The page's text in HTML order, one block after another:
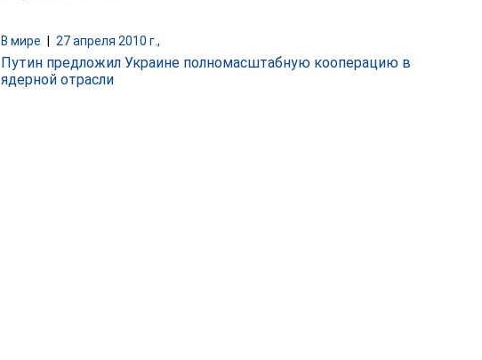
В мире 27 апреля 2010 г.,
Путин предложил Украине полномасштабную кооперацию в
ядерной отрасли